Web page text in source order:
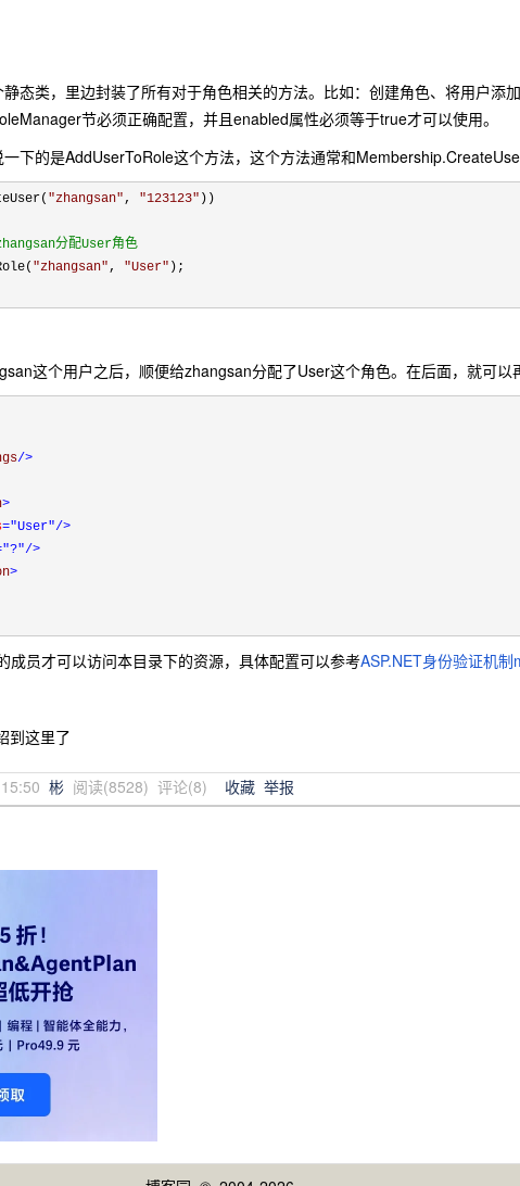
类，里边封装了所有对于角色相关的方法。比如：创建角色、将用户添
节必须正确配置，并且enabled属性必须等于true才可以使用。
的是AddUserToRole这个方法，这个方法通常和Membership.CreateUser
"zhangsan", "123123" ))
分配User角色
"zhangsan", "User" );
这个用户之后，顺便给zhangsan分配了User这个角色。在后面，就可以
/>
>
="User"/>
/>
>
员才可以访问本目录下的资源，具体配置可以参考ASP.NET身份验证机
这里了
彬 阅读(8528) 评论(8) 收藏 举报